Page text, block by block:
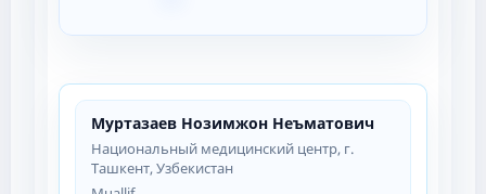
Муртазаев Нозимжон Неъматович
Национальный медицинский центр, г.
Ташкент, Узбекистан